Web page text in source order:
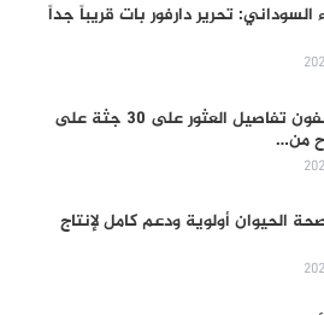
السوداني: تحرير دارفور بات قريباً جداً
شهود يكشفون تفاصيل العثور على 30 جثة على
من…
الحيوان أولوية ودعم كامل لإنتاج